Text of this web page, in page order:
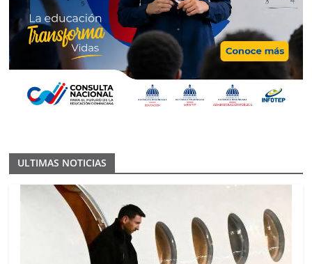
ULTIMAS NOTICIAS